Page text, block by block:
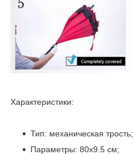
Характеристики:
Тип: механическая трость;
Параметры: 80х9.5 см;